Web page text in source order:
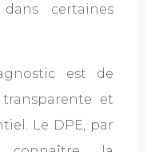
certaines
est de
et
Le DPE, par